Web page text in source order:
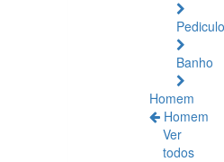
Banho
Homem
Homem
Ver
todos